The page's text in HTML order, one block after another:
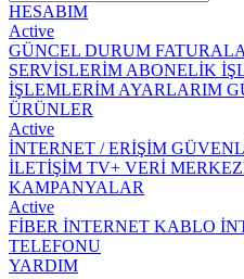
HESABIM
Active
GÜNCEL DURUM
SERVİSLERİM ABONELİK
İŞLEMLERİM AYARLARIM
ÜRÜNLER
Active
İNTERNET / ERİŞİM
İLETİŞİM TV+ VERİ
KAMPANYALAR
Active
FİBER İNTERNET KABLO
TELEFONU
YARDIM